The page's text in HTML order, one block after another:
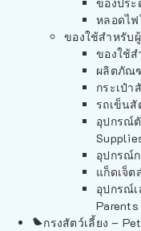
หลอดไ
ของใช้สำหรับ
ของใช้ส
ผลิตภัณ
กระเป๋า
รถเข็นสั
อุปกรณ์
อุปกรณ์
แก็ดเจ็ต
อุปกรณ์
Parents
กรงสัตว์เลี้ยง –